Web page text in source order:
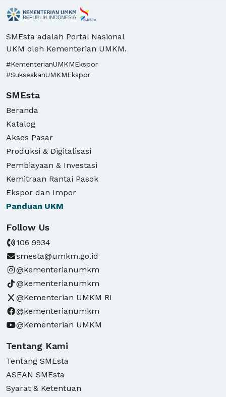
SMEsta adalah Portal Nasional
UKM oleh Kementerian UMKM.
#KementerianUMKMEkspor
#SukseskanUMKMEkspor
SMEsta
Beranda
Katalog
Akses Pasar
Produksi & Digitalisasi
Pembiayaan & Investasi
Kemitraan Rantai Pasok
Ekspor dan Impor
Panduan UKM
Follow Us
106 9934
smesta@umkm.go.id
@kementerianumkm
@kementerianumkm
@Kementerian UMKM RI
@kementerianumkm
@Kementerian UMKM
Tentang Kami
Tentang SMEsta
ASEAN SMEsta
Syarat & Ketentuan